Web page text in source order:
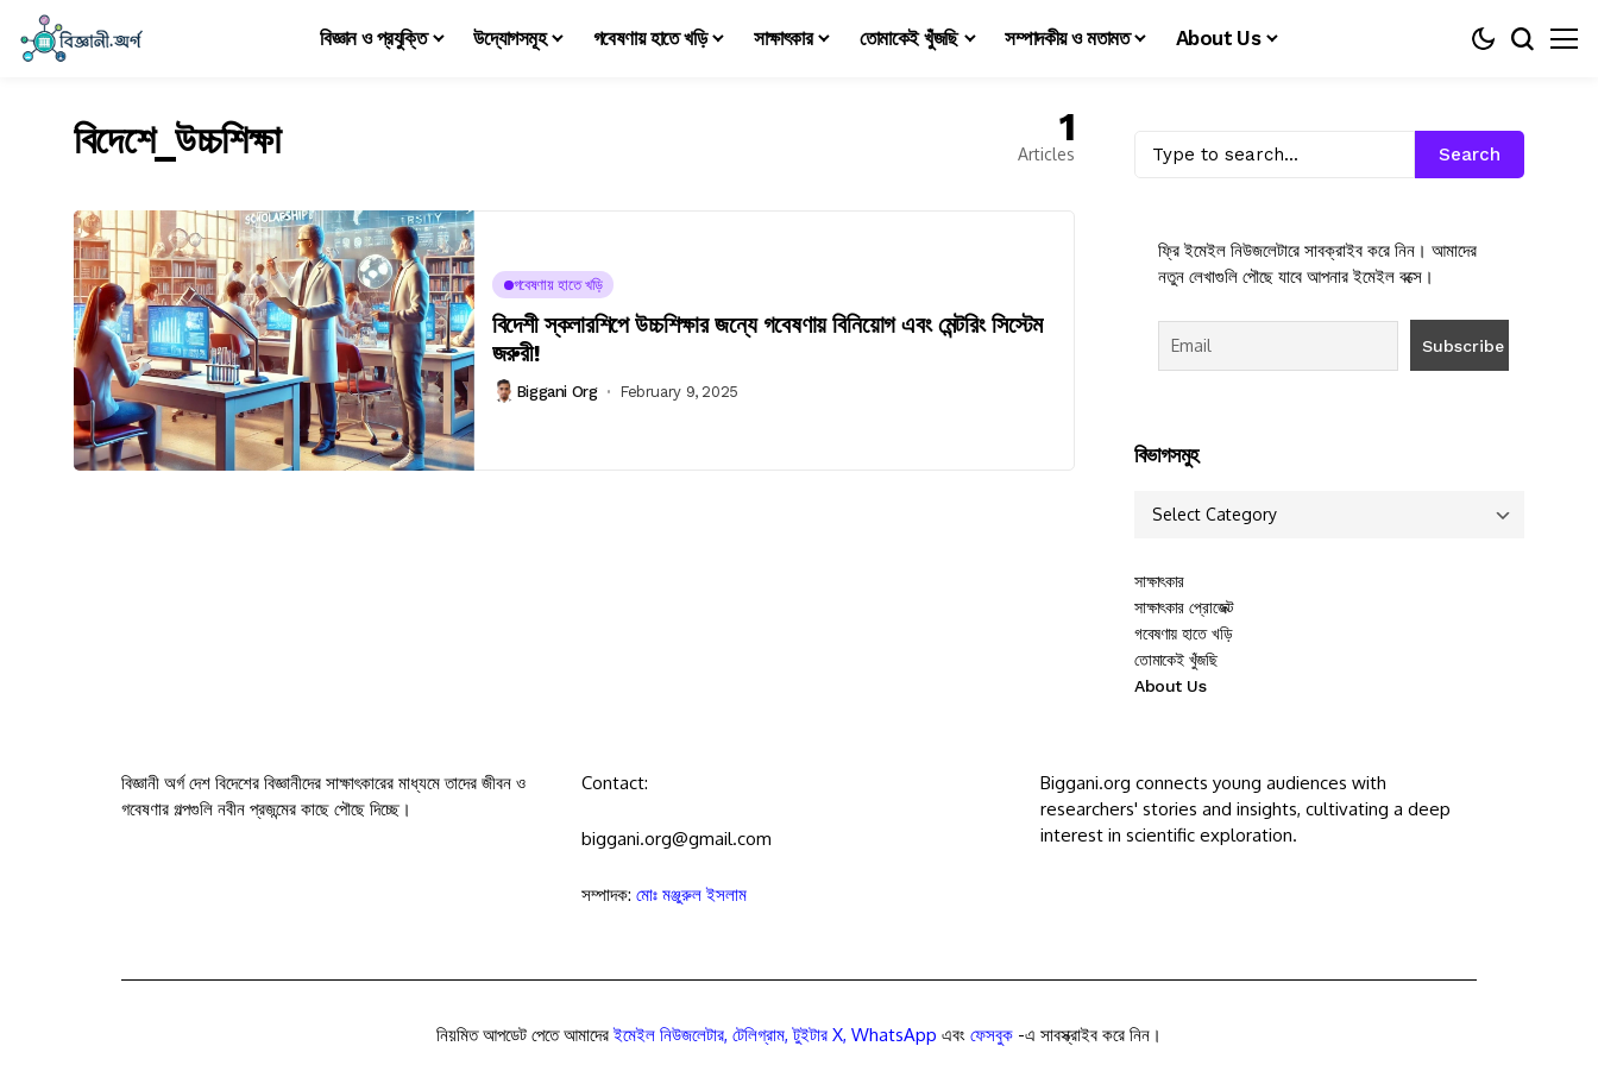
বিজ্ঞান ও প্রযুক্তি উদ্যোগসমূহ গবেষণায় হাতে খড়ি সাক্ষাৎকার তোমাকেই খুঁজছি সম্পাদকীয় ও মতামত About Us
বিদেশে_উচ্চশিক্ষা 1
Articles
গবেষণায় হাতে খড়ি
বিদেশী স্কলারশিপে উচ্চশিক্ষার জন্যে গবেষণায় বিনিয়োগ এবং মেন্টরিং সিস্টেম
জরুরী!
Biggani Org February 9, 2025
Search
ফ্রি ইমেইল নিউজলেটারে সাবক্রাইব করে নিন। আমাদের
নতুন লেখাগুলি পৌছে যাবে আপনার ইমেইল বক্সে।
বিভাগসমুহ
সাক্ষাৎকার
সাক্ষাৎকার প্রোজেক্ট
গবেষণায় হাতে খড়ি
তোমাকেই খুঁজছি
About Us
বিজ্ঞানী অর্গ দেশ বিদেশের বিজ্ঞানীদের সাক্ষাৎকারের মাধ্যমে তাদের জীবন ও
গবেষণার গল্পগুলি নবীন প্রজন্মের কাছে পৌছে দিচ্ছে।
Contact:
biggani.org@gmail.com
সম্পাদক: মোঃ মঞ্জুরুল ইসলাম
Biggani.org connects young audiences with
researchers' stories and insights, cultivating a deep
interest in scientific exploration.
নিয়মিত আপডেট পেতে আমাদেরইমেইল নিউজলেটার, টেলিগ্রাম,টুইটার X, WhatsApp এবং ফেসবুক -এ সাবস্ক্রাইব করে নিন।